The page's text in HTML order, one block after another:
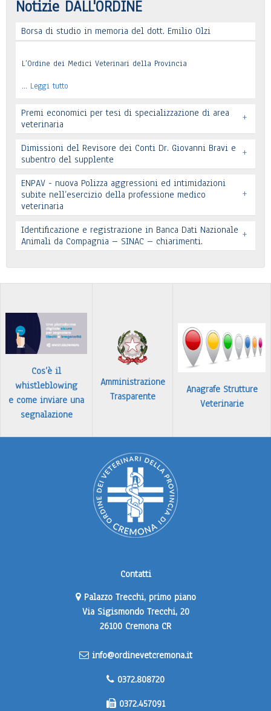
Leggi tutto
Notizie DALL'ORDINE
Borsa di studio in memoria del dott. Emilio Olzi
L’Ordine dei Medici Veterinari della Provincia
… Leggi tutto
Premi economici per tesi di specializzazione di area
veterinaria
+
Leggi tutto
Dimissioni del Revisore dei Conti Dr. Giovanni Bravi e
subentro del supplente
+
Leggi tutto
ENPAV - nuova Polizza aggressioni ed intimidazioni
subite nell’esercizio della professione medico
veterinaria
+
In allegato si pubblica lettera pervenuta
Identificazione e registrazione in Banca Dati Nazionale
Animali da Compagnia – SINAC – chiarimenti.
+
Cos’è il
whistleblowing
e come inviare una
segnalazione
Amministrazione
Trasparente
Anagrafe Strutture
Veterinarie
Contatti
Palazzo Trecchi, primo piano
Via Sigismondo Trecchi, 20
26100 Cremona CR
info@ordinevetcremona.it
0372.808720
0372.457091